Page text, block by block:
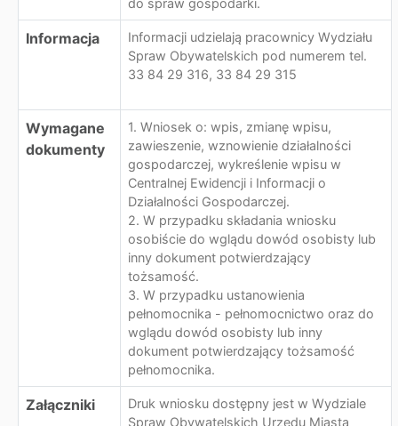
do spraw gospodarki.
Informacja
Informacji udzielają pracownicy Wydziału
Spraw Obywatelskich pod numerem tel.
33 84 29 316, 33 84 29 315
Wymagane
dokumenty
1. Wniosek o: wpis, zmianę wpisu,
zawieszenie, wznowienie działalności
gospodarczej, wykreślenie wpisu w
Centralnej Ewidencji i Informacji o
Działalności Gospodarczej.
2. W przypadku składania wniosku
osobiście do wglądu dowód osobisty lub
inny dokument potwierdzający
tożsamość.
3. W przypadku ustanowienia
pełnomocnika - pełnomocnictwo oraz do
wglądu dowód osobisty lub inny
dokument potwierdzający tożsamość
pełnomocnika.
Załączniki
Druk wniosku dostępny jest w Wydziale
Spraw Obywatelskich Urzędu Miasta